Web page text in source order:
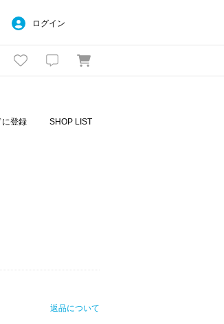
ログイン
に登録 SHOP LIST
返品について